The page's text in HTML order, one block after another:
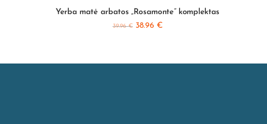
Yerba matė arbatos „Rosamonte” komplektas
39.96€ 38.96 €